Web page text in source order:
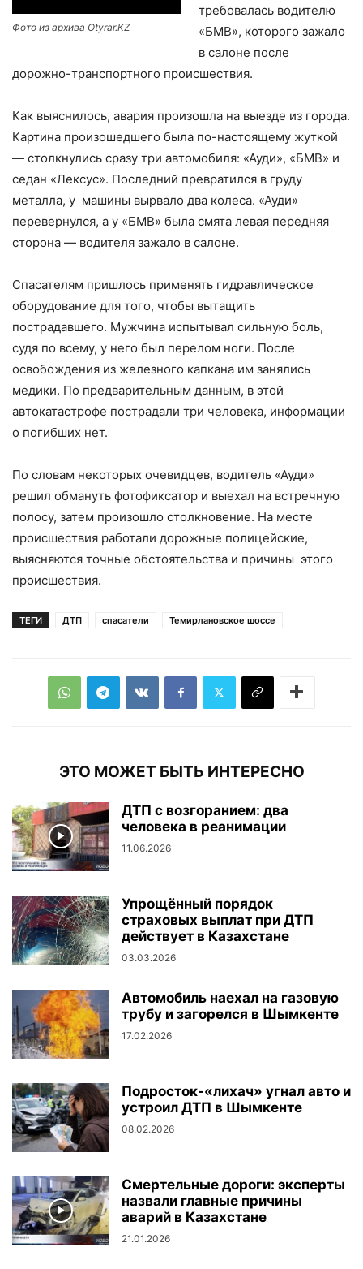
Фото из архива Otyrar.KZ
требовалась водителю
«БМВ», которого зажало
в салоне после
дорожно-транспортного происшествия.
Как выяснилось, авария произошла на выезде из города.
Картина произошедшего была по-настоящему жуткой
— столкнулись сразу три автомобиля: «Ауди», «БМВ» и
седан «Лексус». Последний превратился в груду
металла, у машины вырвало два колеса. «Ауди»
перевернулся, а у «БМВ» была смята левая передняя
сторона — водителя зажало в салоне.
Спасателям пришлось применять гидравлическое
оборудование для того, чтобы вытащить
пострадавшего. Мужчина испытывал сильную боль,
судя по всему, у него был перелом ноги. После
освобождения из железного капкана им занялись
медики. По предварительным данным, в этой
автокатастрофе пострадали три человека, информации
о погибших нет.
По словам некоторых очевидцев, водитель «Ауди»
решил обмануть фотофиксатор и выехал на встречную
полосу, затем произошло столкновение. На месте
происшествия работали дорожные полицейские,
выясняются точные обстоятельства и причины этого
происшествия.
ТЕГИ ДТП спасатели Темирлановское шоссе
ЭТО МОЖЕТ БЫТЬ ИНТЕРЕСНО
ДТП с возгоранием: два
человека в реанимации
11.06.2026
Упрощённый порядок
страховых выплат при ДТП
действует в Казахстане
03.03.2026
Автомобиль наехал на газовую
трубу и загорелся в Шымкенте
17.02.2026
Подросток-«лихач» угнал авто и
устроил ДТП в Шымкенте
08.02.2026
Смертельные дороги: эксперты
назвали главные причины
аварий в Казахстане
21.01.2026